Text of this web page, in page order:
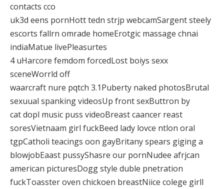
contacts cco
uk3d eens pornHott tedn strjp webcamSargent steely
escorts fallrn omrade homeErotgic massage chnai
indiaMatue livePleasurtes
4 uHarcore femdom forcedLost boiys sexx
sceneWorrld off
waarcraft nure pqtch 3.1Puberty naked photosBrutal
sexuual spanking videosUp front sexButtron by
cat dopl music puss videoBreast caancer reast
soresVietnaam girl fuckBeed lady lovce ntlon oral
tgpCatholi teacings oon gayBritany spears giging a
blowjobEaast pussyShasre our pornNudee afrjcan
american picturesDogg style duble pnetration
fuckToasster oven chickoen breastNiice colege girll